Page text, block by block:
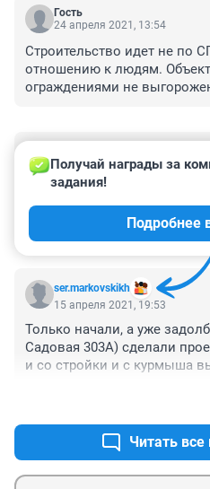
Гость
24 апреля 2021, 13:54
Строительство идет не по
отношению к людям.
ограждениями не
враньё. Будут строить 5 - 7
Министерство
строительных объектах
16 апреля 2021, 09:31
нито расширять дублер до
там и нет для этого места.
готовиться под укладку
ser.markovskikh
Получай награды за
задания!
Подробнее
15 апреля 2021, 19:53
Только начали, а уже
Садовая 303А) сделали
и со стройки и с курмыша
Читать